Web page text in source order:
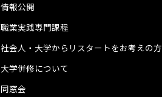
情報公開
職業実践専門課程
社会人・大学からリスタートをお考えの方
大学併修について
同窓会